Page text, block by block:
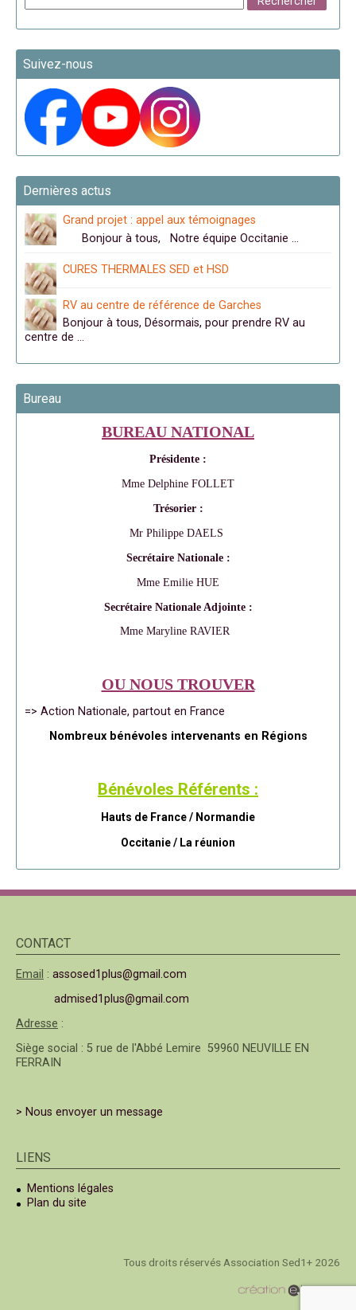
Suivez-nous
Dernières actus
Grand projet : appel aux témoignages
Bonjour à tous, Notre équipe Occitanie …
CURES THERMALES SED et HSD
RV au centre de référence de Garches
Bonjour à tous, Désormais, pour prendre RV au
centre de …
Bureau
BUREAU NATIONAL
Présidente :
Mme Delphine FOLLET
Trésorier :
Mr Philippe DAELS
Secrétaire Nationale :
Mme Emilie HUE
Secrétaire Nationale Adjointe :
Mme Maryline RAVIER
OU NOUS TROUVER
=> Action Nationale, partout en France
Nombreux bénévoles intervenants en Régions
Bénévoles Référents :
Hauts de France / Normandie
Occitanie / La réunion
CONTACT
Email : assosed1plus@gmail.com
admised1plus@gmail.com
Adresse :
Siège social : 5 rue de l'Abbé Lemire 59960 NEUVILLE EN
FERRAIN
> Nous envoyer un message
LIENS
Mentions légales
Plan du site
Tous droits réservés Association Sed1+ 2026